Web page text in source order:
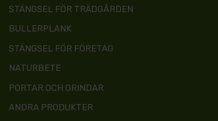
STÄNGSEL FÖR TRÄDGÅRDEN
BULLERPLANK
STÄNGSEL FÖR FÖRETAG
NATURBETE
PORTAR OCH GRINDAR
ANDRA PRODUKTER